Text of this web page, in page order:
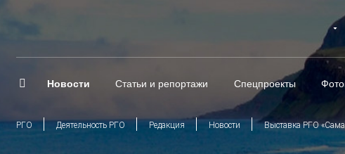
Новости Статьи и репортажи Спецпроекты
РГО Деятельность РГО Редакция Новости Выставка РГО